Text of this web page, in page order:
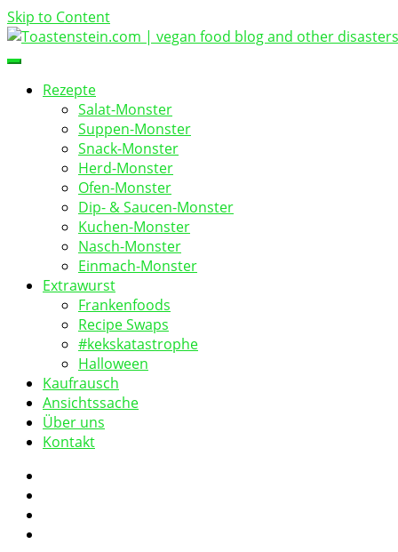
Skip to Content
Toastenstein.com
vegan food blog
Rezepte
Salat-Monster
Suppen-Monster
Snack-Monster
Herd-Monster
Ofen-Monster
Dip- & Saucen-Monster
Kuchen-Monster
Nasch-Monster
Einmach-Monster
Extrawurst
Frankenfoods
Recipe Swaps
#kekskatastrophe
Halloween
Kaufrausch
Ansichtssache
Über uns
Kontakt